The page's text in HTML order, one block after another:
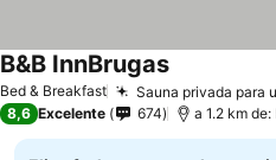
Bed & Breakfast Sauna privada para
B&B InnBrugasVer precios
8,6 Excelente 674 a 1.2 km